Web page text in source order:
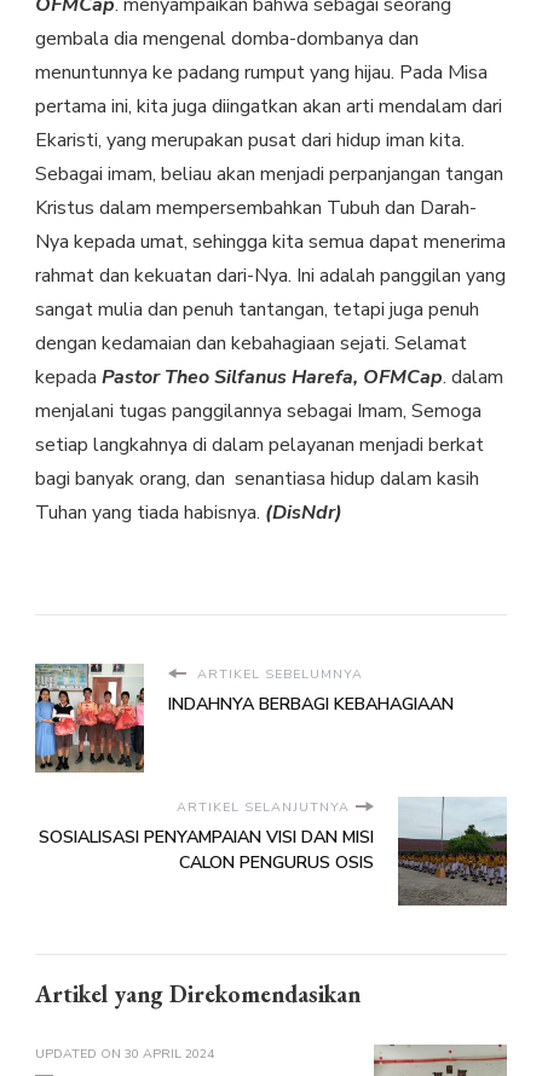
gembala dia mengenal domba-dombanya dan
menuntunnya ke padang rumput yang hijau. Pada Misa
pertama ini, kita juga diingatkan akan arti mendalam dari
Ekaristi, yang merupakan pusat dari hidup iman kita.
Sebagai imam, beliau akan menjadi perpanjangan tangan
Kristus dalam mempersembahkan Tubuh dan Darah-
Nya kepada umat, sehingga kita semua dapat menerima
rahmat dan kekuatan dari-Nya. Ini adalah panggilan yang
sangat mulia dan penuh tantangan, tetapi juga penuh
dengan kedamaian dan kebahagiaan sejati. Selamat
kepada Pastor Theo Silfanus Harefa, OFMCap. dalam
menjalani tugas panggilannya sebagai Imam, Semoga
setiap langkahnya di dalam pelayanan menjadi berkat
bagi banyak orang, dan senantiasa hidup dalam kasih
Tuhan yang tiada habisnya. (DisNdr)
ARTIKEL SEBELUMNYA
INDAHNYA BERBAGI KEBAHAGIAAN
ARTIKEL SELANJUTNYA
SOSIALISASI PENYAMPAIAN VISI DAN MISI
CALON PENGURUS OSIS
Artikel yang Direkomendasikan
UPDATED ON 30 APRIL 2024